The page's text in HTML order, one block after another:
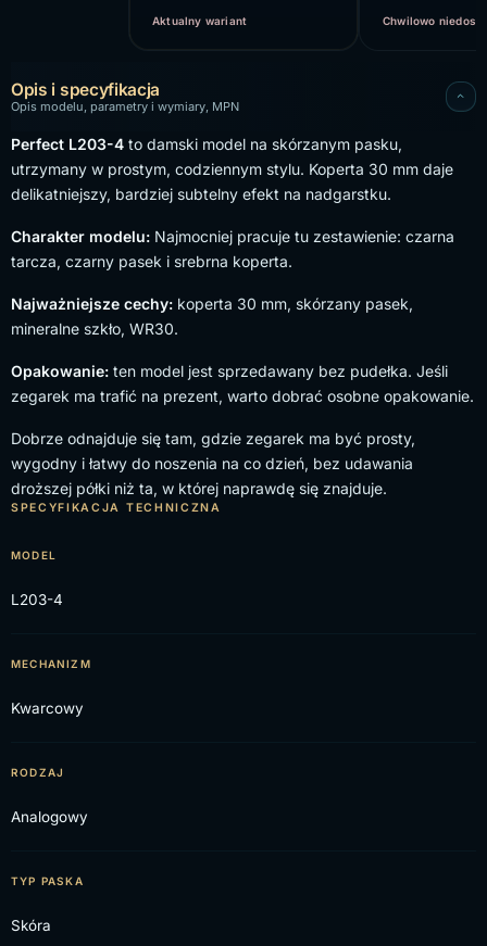
Aktualny wariant Chwilowo
Opis i specyfikacja
Opis modelu, parametry i wymiary, MPN
Perfect L203-4 to damski model na skórzanym pasku,
utrzymany w prostym, codziennym stylu. Koperta 30 mm daje
delikatniejszy, bardziej subtelny efekt na nadgarstku.
Charakter modelu: Najmocniej pracuje tu zestawienie: czarna
tarcza, czarny pasek i srebrna koperta.
Najważniejsze cechy: koperta 30 mm, skórzany pasek,
mineralne szkło, WR30.
Opakowanie: ten model jest sprzedawany bez pudełka. Jeśli
zegarek ma trafić na prezent, warto dobrać osobne opakowanie.
Dobrze odnajduje się tam, gdzie zegarek ma być prosty,
wygodny i łatwy do noszenia na co dzień, bez udawania
droższej półki niż ta, w której naprawdę się znajduje.
SPECYFIKACJA TECHNICZNA
MODEL
L203-4
MECHANIZM
Kwarcowy
RODZAJ
Analogowy
TYP PASKA
Skóra